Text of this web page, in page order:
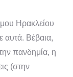
Ηρακλείου
αυτά. Βέβαια,
πανδημία, η
(στην